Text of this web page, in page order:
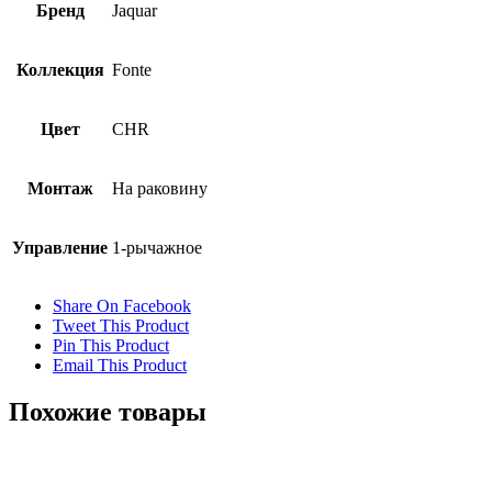
Бренд Jaquar
Коллекция Fonte
Цвет CHR
Монтаж На раковину
Управление 1-рычажное
Share On Facebook
Tweet This Product
Pin This Product
Email This Product
Похожие товары